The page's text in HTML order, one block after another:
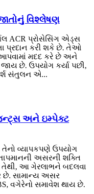
વિશ્લેષણ
ACR પ્રોસેસિંગ એડ્સ
પ્રદાન કરી શકે છે. તેઓ
આપવામાં મદદ કરે છે અને
જાય છે. ઉપયોગ કર્યા પછી,
સંતુલન એ...
અને ઇમ્પેક્ટ
તેનો વ્યાપકપણે ઉપયોગ
અસરની શક્તિ
આ ગેરલાભને બદલવા
છે. સામાન્ય અસર
વગેરેનો સમાવેશ થાય છે.